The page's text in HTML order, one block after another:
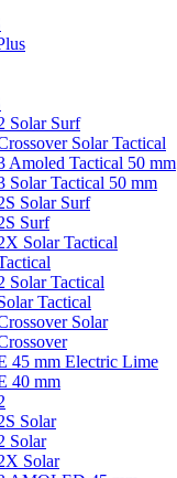
Solar Surf
Solar Tactical
Amoled Tactical 50 mm
Solar Tactical 50 mm
Solar Surf
Surf
Solar Tactical
Solar Tactical
Tactical
Solar
45 mm Electric Lime
40 mm
Solar
Solar
Solar